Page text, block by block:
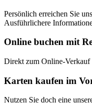
Persönlich erreichen Sie
Ausführlichere
Online buchen mit
Direkt zum Online-
Karten kaufen im
Nutzen Sie doch eine